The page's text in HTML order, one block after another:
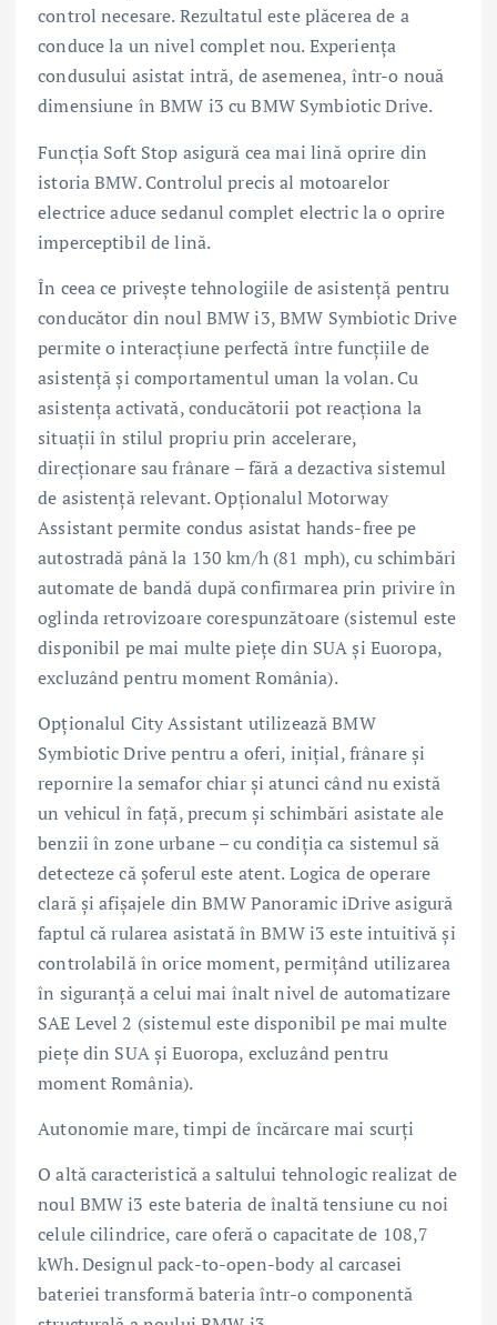
control necesare. Rezultatul este plăcerea de a
conduce la un nivel complet nou. Experiența
condusului asistat intră, de asemenea, într-o nouă
dimensiune în BMW i3 cu BMW Symbiotic Drive.
Funcția Soft Stop asigură cea mai lină oprire din
istoria BMW. Controlul precis al motoarelor
electrice aduce sedanul complet electric la o oprire
imperceptibil de lină.
În ceea ce privește tehnologiile de asistență pentru
conducător din noul BMW i3, BMW Symbiotic Drive
permite o interacțiune perfectă între funcțiile de
asistență și comportamentul uman la volan. Cu
asistența activată, conducătorii pot reacționa la
situații în stilul propriu prin accelerare,
direcționare sau frânare – fără a dezactiva sistemul
de asistență relevant. Opționalul Motorway
Assistant permite condus asistat hands-free pe
autostradă până la 130 km/h (81 mph), cu schimbări
automate de bandă după confirmarea prin privire în
oglinda retrovizoare corespunzătoare (sistemul este
disponibil pe mai multe pieţe din SUA şi Euoropa,
excluzând pentru moment România).
Opționalul City Assistant utilizează BMW
Symbiotic Drive pentru a oferi, inițial, frânare și
repornire la semafor chiar și atunci când nu există
un vehicul în față, precum și schimbări asistate ale
benzii în zone urbane – cu condiția ca sistemul să
detecteze că şoferul este atent. Logica de operare
clară și afișajele din BMW Panoramic iDrive asigură
faptul că rularea asistată în BMW i3 este intuitivă și
controlabilă în orice moment, permițând utilizarea
în siguranță a celui mai înalt nivel de automatizare
SAE Level 2 (sistemul este disponibil pe mai multe
pieţe din SUA şi Euoropa, excluzând pentru
moment România).
Autonomie mare, timpi de încărcare mai scurți
O altă caracteristică a saltului tehnologic realizat de
noul BMW i3 este bateria de înaltă tensiune cu noi
celule cilindrice, care oferă o capacitate de 108,7
kWh. Designul pack-to-open-body al carcasei
bateriei transformă bateria într-o componentă